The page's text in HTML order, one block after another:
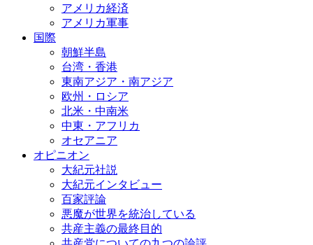
アメリカ経済
アメリカ軍事
国際
朝鮮半島
台湾・香港
東南アジア・南アジア
欧州・ロシア
北米・中南米
中東・アフリカ
オセアニア
オピニオン
大紀元社説
大紀元インタビュー
百家評論
悪魔が世界を統治している
共産主義の最終目的